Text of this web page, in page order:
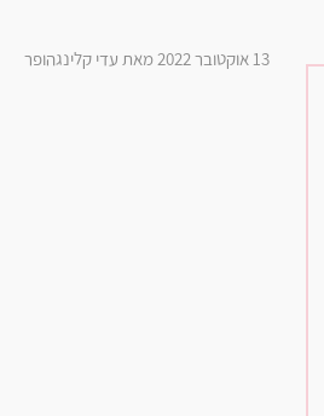
13 אוקטובר 2022 מאת עדי קלינגהופר